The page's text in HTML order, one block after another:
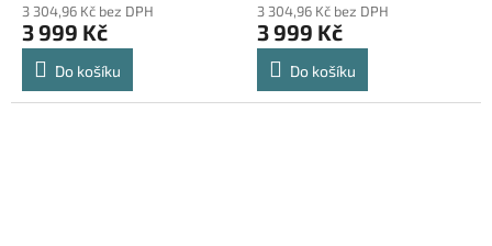
3 304,96 Kč bez DPH
3 999 Kč
Do košíku
3 304,96 Kč bez DPH
3 999 Kč
Do košíku